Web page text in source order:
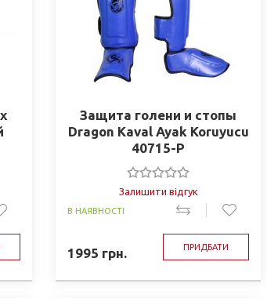
Защита голени и стопы
Dragon Kaval Ayak Koruyucu
40715-P
Залишити відгук
В НАЯВНОСТІ
1995 грн. ПРИДБАТИ